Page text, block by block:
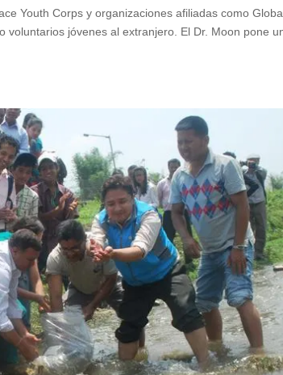
Youth Corps y organizaciones afiliadas como
voluntarios jóvenes al extranjero. El Dr. Moon pone